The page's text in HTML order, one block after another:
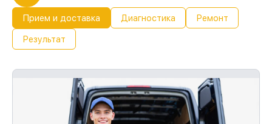
Прием и доставка Диагностика Ремонт
Результат